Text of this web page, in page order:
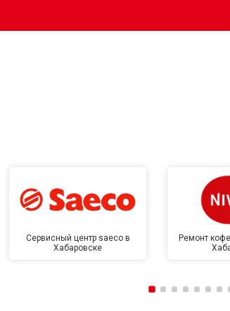
Сервисный центр saeco в
Хабаровске
Ремонт